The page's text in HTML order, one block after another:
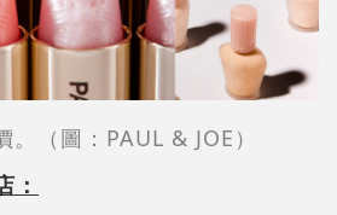
（圖：PAUL & JOE）
：